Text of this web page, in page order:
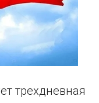
трехдневная